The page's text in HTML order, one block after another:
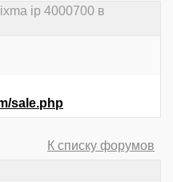
ip 4000700 в
sale.php
К списку форумов